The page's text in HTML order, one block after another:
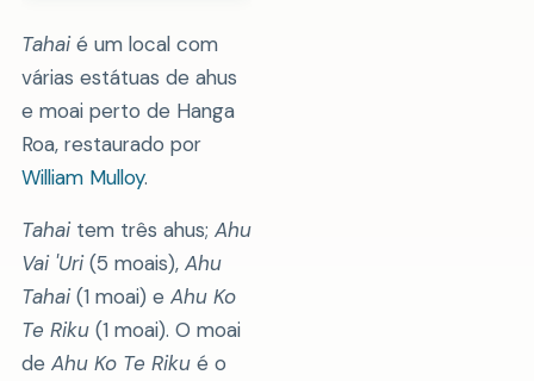
Tahaié um local com
várias estátuas de ahus
e moai perto de Hanga
Roa, restaurado por
William Mulloy.
Tahaitem três ahus; Ahu
Vai 'Uri(5 moais), Ahu
Tahai(1 moai) e Ahu Ko
Te Riku(1 moai). O moai
de Ahu Ko Te Rikué o